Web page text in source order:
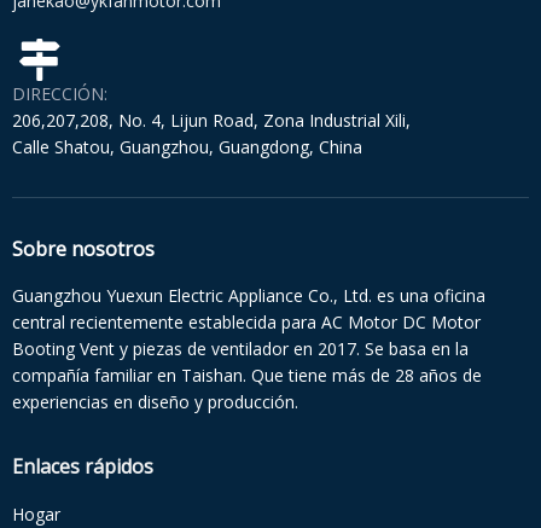
DIRECCIÓN:
206,207,208, No. 4, Lijun Road, Zona Industrial Xili,
Calle Shatou, Guangzhou, Guangdong, China
Sobre nosotros
Guangzhou Yuexun Electric Appliance Co., Ltd. es una oficina
central recientemente establecida para AC Motor DC Motor
Booting Vent y piezas de ventilador en 2017. Se basa en la
compañía familiar en Taishan. Que tiene más de 28 años de
experiencias en diseño y producción.
Enlaces rápidos
Hogar